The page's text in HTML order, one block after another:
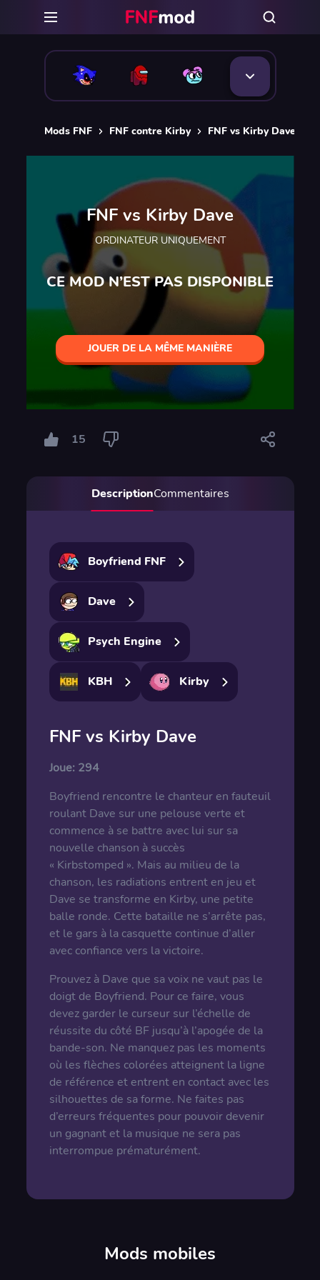
Mods FNF FNF contre Kirby FNF vs Kirby Dave
FNF vs Kirby Dave
ORDINATEUR UNIQUEMENT
CE MOD N’EST PAS DISPONIBLE
JOUER DE LA MÊME MANIÈRE
15
DescriptionCommentaires
Boyfriend FNF
Dave
Psych Engine
KBH Kirby
FNF vs Kirby Dave
Joue: 294
Boyfriend rencontre le chanteur en fauteuil
roulant Dave sur une pelouse verte et
commence à se battre avec lui sur sa
nouvelle chanson à succès
« Kirbstomped ». Mais au milieu de la
chanson, les radiations entrent en jeu et
Dave se transforme en Kirby, une petite
balle ronde. Cette bataille ne s’arrête pas,
et le gars à la casquette continue d’aller
avec confiance vers la victoire.
Prouvez à Dave que sa voix ne vaut pas le
doigt de Boyfriend. Pour ce faire, vous
devez garder le curseur sur l’échelle de
réussite du côté BF jusqu’à l’apogée de la
bande-son. Ne manquez pas les moments
où les flèches colorées atteignent la ligne
de référence et entrent en contact avec les
silhouettes de sa forme. Ne faites pas
d’erreurs fréquentes pour pouvoir devenir
un gagnant et la musique ne sera pas
interrompue prématurément.
Mods mobiles